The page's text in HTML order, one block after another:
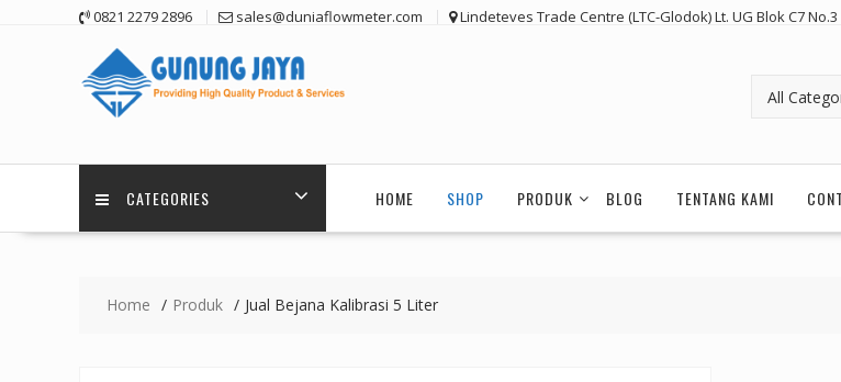
0821 2279 2896 sales@duniaflowmeter.com Lindeteves Trade Centre (LTC-Glodok) Lt. UG Blok C7 No.3
CATEGORIES HOME SHOP PRODUK BLOG TENTANG KAMI
Home Produk Jual Bejana Kalibrasi 5 Liter